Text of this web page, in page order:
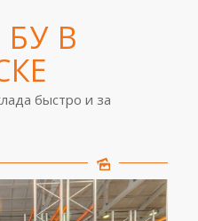
В
быстро и за